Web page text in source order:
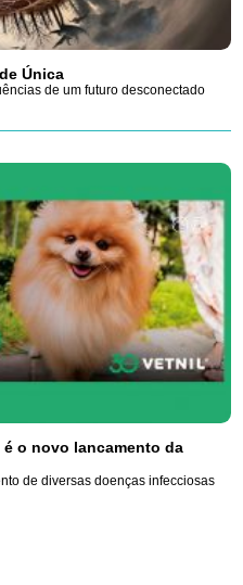
Única
de um futuro desconectado
o novo lancamento da
de diversas doenças infecciosas